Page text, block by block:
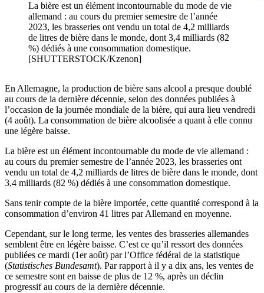
La bière est un élément incontournable du mode de vie
allemand : au cours du premier semestre de l’année
2023, les brasseries ont vendu un total de 4,2 milliards
de litres de bière dans le monde, dont 3,4 milliards (82
%) dédiés à une consommation domestique.
[SHUTTERSTOCK/Kzenon]
En Allemagne, la production de bière sans alcool a presque doublé
au cours de la dernière décennie, selon des données publiées à
l’occasion de la journée mondiale de la bière, qui aura lieu vendredi
(4 août). La consommation de bière alcoolisée a quant à elle connu
une légère baisse.
La bière est un élément incontournable du mode de vie allemand :
au cours du premier semestre de l’année 2023, les brasseries ont
vendu un total de 4,2 milliards de litres de bière dans le monde, dont
3,4 milliards (82 %) dédiés à une consommation domestique.
Sans tenir compte de la bière importée, cette quantité correspond à la
consommation d’environ 41 litres par Allemand en moyenne.
Cependant, sur le long terme, les ventes des brasseries allemandes
semblent être en légère baisse. C’est ce qu’il ressort des données
publiées ce mardi (1er août) par l’Office fédéral de la statistique
(Statistisches Bundesamt). Par rapport à il y a dix ans, les ventes de
ce semestre sont en baisse de plus de 12 %, après un déclin
progressif au cours de la dernière décennie.